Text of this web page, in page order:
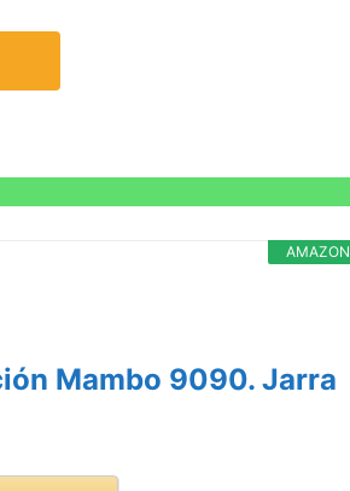
AMAZON
Mambo 9090. Jarra